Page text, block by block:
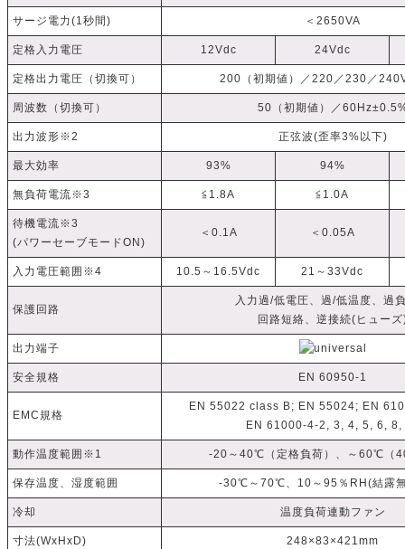
サージ電力(1秒間) ＜2650VA
定格入力電圧 12Vdc 24Vdc
定格出力電圧（切換可） 200（初期値）／220／230／
周波数（切換可） 50（初期値）／
出力波形※2 正弦波(歪率3%以下)
最大効率 93% 94%
無負荷電流※3 ≦1.8A ≦1.0A
待機電流※3
(パワーセーブモードON)
＜0.1A ＜0.05A
入力電圧範囲※4 10.5～16.5Vdc 21～33Vdc
保護回路
入力過/低電圧、過/低温度、過
回路短絡、逆接続(ヒュー
出力端子
安全規格 EN 60950-1
EMC規格
EN 55022 class B; EN 55024; EN
EN 61000-4-2, 3, 4, 5, 6, 8,
動作温度範囲※1 -20～40℃（定格負荷）、～60℃（
保存温度、湿度範囲 -30℃～70℃、10～95％RH(結露
冷却 温度負荷連動ファン
寸法(WxHxD) 248×83×421mm